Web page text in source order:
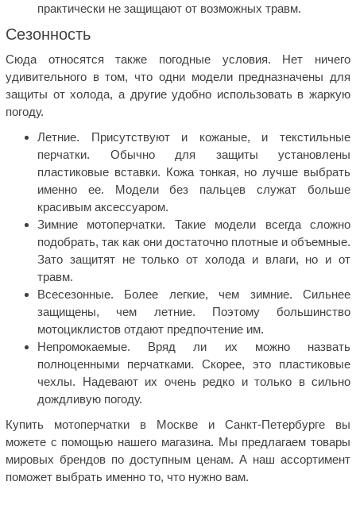
практически не защищают от возможных травм.
Сезонность
Сюда относятся также погодные условия. Нет ничего
удивительного в том, что одни модели предназначены для
защиты от холода, а другие удобно использовать в жаркую
погоду.
Летние. Присутствуют и кожаные, и текстильные
перчатки. Обычно для защиты установлены
пластиковые вставки. Кожа тонкая, но лучше выбрать
именно ее. Модели без пальцев служат больше
красивым аксессуаром.
Зимние мотоперчатки. Такие модели всегда сложно
подобрать, так как они достаточно плотные и объемные.
Зато защитят не только от холода и влаги, но и от
травм.
Всесезонные. Более легкие, чем зимние. Сильнее
защищены, чем летние. Поэтому большинство
мотоциклистов отдают предпочтение им.
Непромокаемые. Вряд ли их можно назвать
полноценными перчатками. Скорее, это пластиковые
чехлы. Надевают их очень редко и только в сильно
дождливую погоду.
Купить мотоперчатки в Москве и Санкт-Петербурге вы
можете с помощью нашего магазина. Мы предлагаем товары
мировых брендов по доступным ценам. А наш ассортимент
поможет выбрать именно то, что нужно вам.